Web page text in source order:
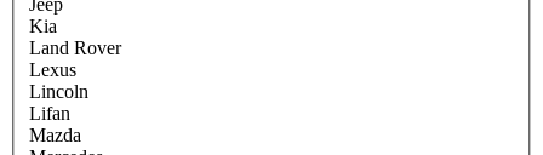
Kia
Land Rover
Lexus
Lincoln
Lifan
Mazda